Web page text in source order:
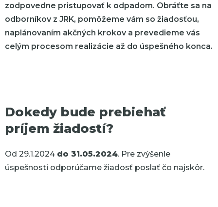
zodpovedne pristupovať k odpadom. Obráťte sa na
odborníkov z JRK, pomôžeme vám so žiadosťou,
naplánovaním akčných krokov a prevedieme vás
celým procesom realizácie až do úspešného konca.
Dokedy bude prebiehať
príjem žiadostí?
Od 29.1.2024 do 31.05.2024. Pre zvýšenie
úspešnosti odporúčame žiadosť poslať čo najskôr.